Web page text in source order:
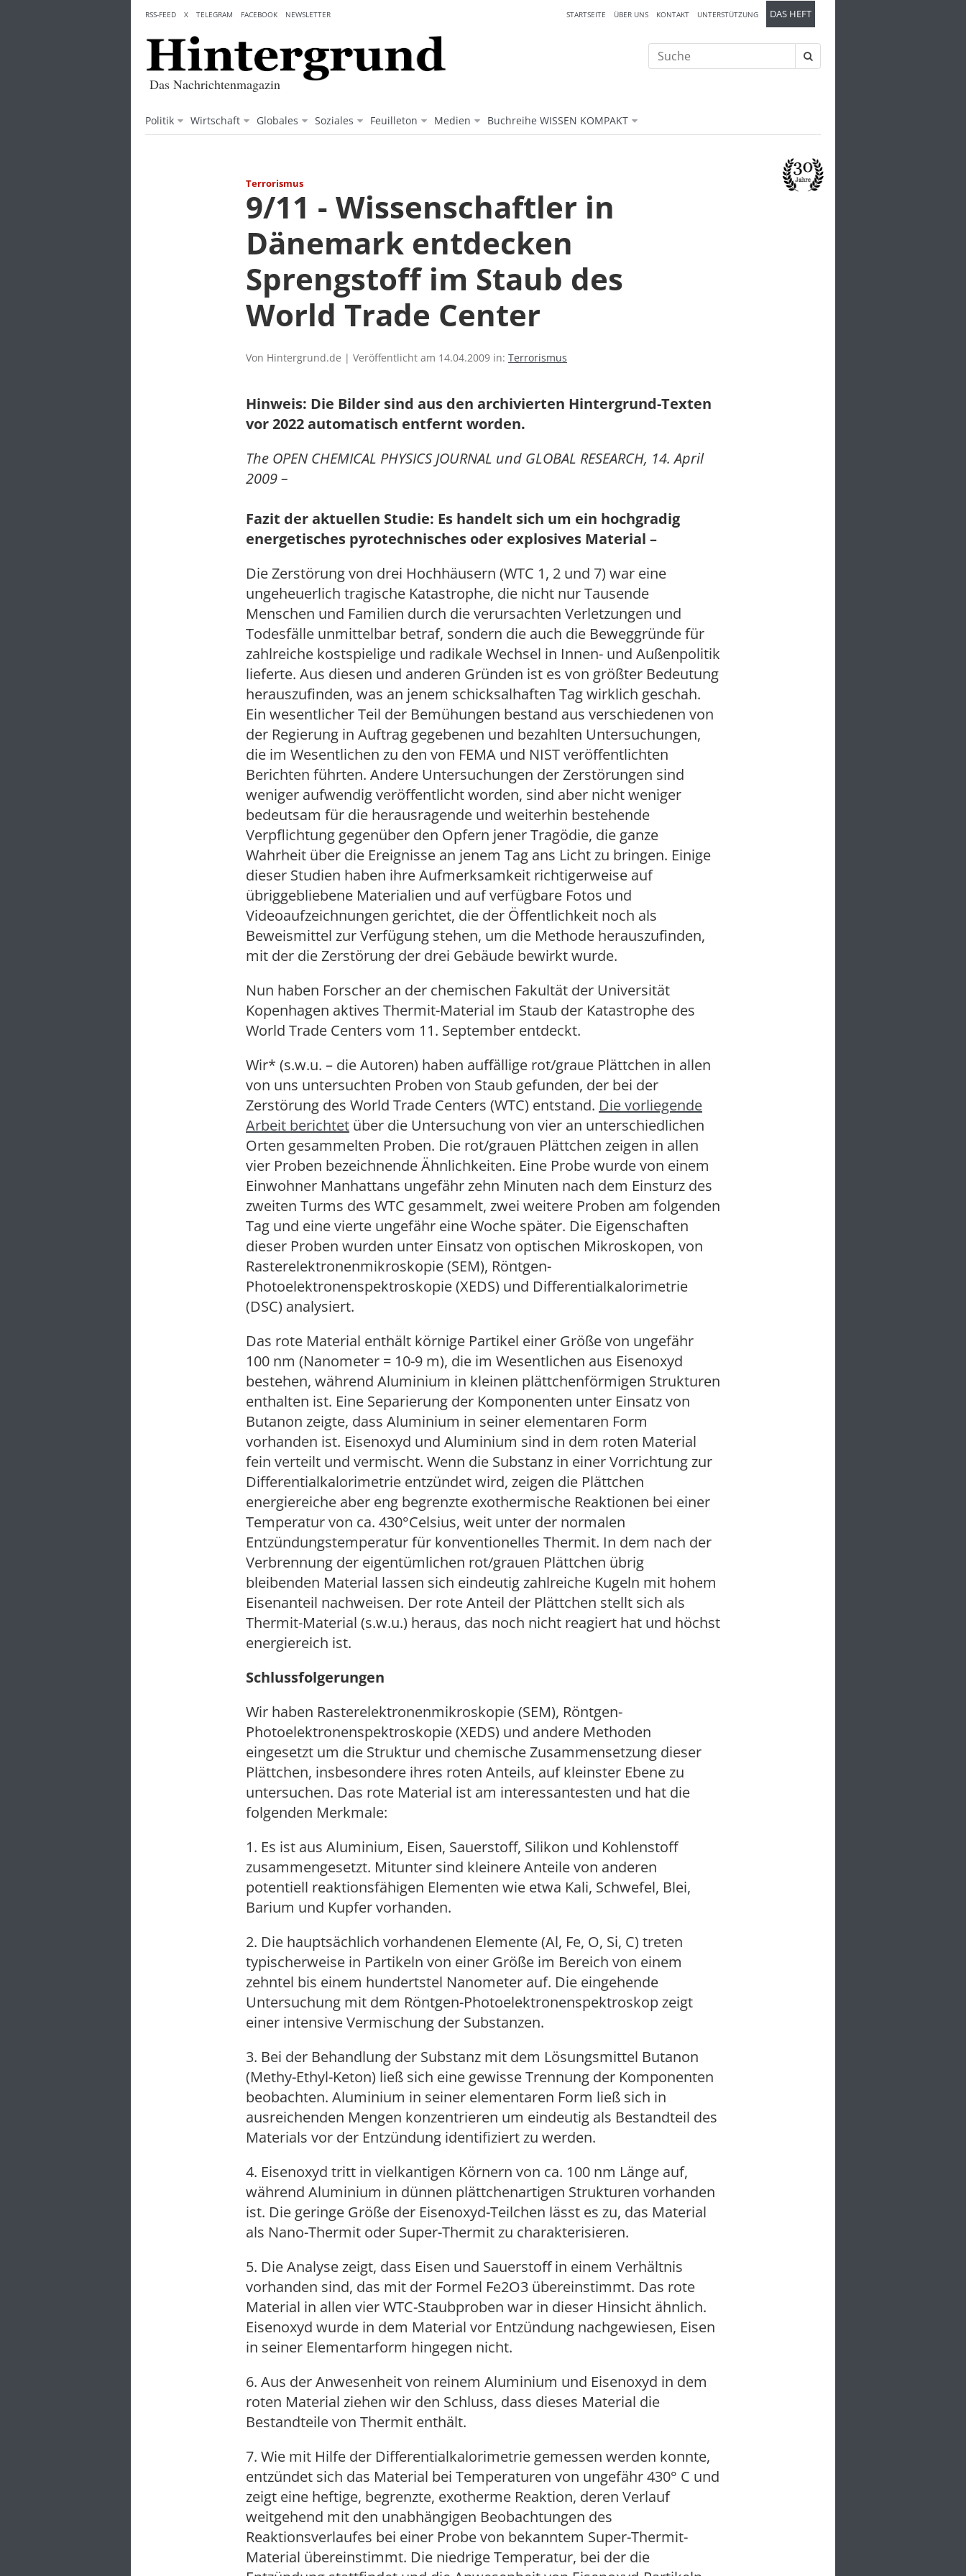
content
Das Nachrichtenmagazin
Politik Wirtschaft Globales Soziales Feuilleton Medien Buchreihe WISSEN KOMPAKT
STARTSEITE ÜBER UNS KONTAKT UNTERSTÜTZUNG DAS HEFT
RSS-FEED X TELEGRAM FACEBOOK NEWSLETTER
Suche
nach:
Terrorismus
9/11 - Wissenschaftler in
Dänemark entdecken
Sprengstoff im Staub des
World Trade Center
Von Hintergrund.de | Veröffentlicht am 14.04.2009 in: Terrorismus
Hinweis: Die Bilder sind aus den archivierten Hintergrund-Texten
vor 2022 automatisch entfernt worden.
The OPEN CHEMICAL PHYSICS JOURNAL und GLOBAL RESEARCH, 14. April
2009 –
Fazit der aktuellen Studie: Es handelt sich um ein hochgradig
energetisches pyrotechnisches oder explosives Material –
Die Zerstörung von drei Hochhäusern (WTC 1, 2 und 7) war eine
ungeheuerlich tragische Katastrophe, die nicht nur Tausende
Menschen und Familien durch die verursachten Verletzungen und
Todesfälle unmittelbar betraf, sondern die auch die Beweggründe für
zahlreiche kostspielige und radikale Wechsel in Innen- und Außenpolitik
lieferte. Aus diesen und anderen Gründen ist es von größter Bedeutung
herauszufinden, was an jenem schicksalhaften Tag wirklich geschah.
Ein wesentlicher Teil der Bemühungen bestand aus verschiedenen von
der Regierung in Auftrag gegebenen und bezahlten Untersuchungen,
die im Wesentlichen zu den von FEMA und NIST veröffentlichten
Berichten führten. Andere Untersuchungen der Zerstörungen sind
weniger aufwendig veröffentlicht worden, sind aber nicht weniger
bedeutsam für die herausragende und weiterhin bestehende
Verpflichtung gegenüber den Opfern jener Tragödie, die ganze
Wahrheit über die Ereignisse an jenem Tag ans Licht zu bringen. Einige
dieser Studien haben ihre Aufmerksamkeit richtigerweise auf
übriggebliebene Materialien und auf verfügbare Fotos und
Videoaufzeichnungen gerichtet, die der Öffentlichkeit noch als
Beweismittel zur Verfügung stehen, um die Methode herauszufinden,
mit der die Zerstörung der drei Gebäude bewirkt wurde.
Nun haben Forscher an der chemischen Fakultät der Universität
Kopenhagen aktives Thermit-Material im Staub der Katastrophe des
World Trade Centers vom 11. September entdeckt.
Wir* (s.w.u. – die Autoren) haben auffällige rot/graue Plättchen in allen
von uns untersuchten Proben von Staub gefunden, der bei der
Zerstörung des World Trade Centers (WTC) entstand. Die vorliegende
Arbeit berichtet über die Untersuchung von vier an unterschiedlichen
Orten gesammelten Proben. Die rot/grauen Plättchen zeigen in allen
vier Proben bezeichnende Ähnlichkeiten. Eine Probe wurde von einem
Einwohner Manhattans ungefähr zehn Minuten nach dem Einsturz des
zweiten Turms des WTC gesammelt, zwei weitere Proben am folgenden
Tag und eine vierte ungefähr eine Woche später. Die Eigenschaften
dieser Proben wurden unter Einsatz von optischen Mikroskopen, von
Rasterelektronenmikroskopie (SEM), Röntgen-
Photoelektronenspektroskopie (XEDS) und Differentialkalorimetrie
(DSC) analysiert.
Das rote Material enthält körnige Partikel einer Größe von ungefähr
100 nm (Nanometer = 10-9 m), die im Wesentlichen aus Eisenoxyd
bestehen, während Aluminium in kleinen plättchenförmigen Strukturen
enthalten ist. Eine Separierung der Komponenten unter Einsatz von
Butanon zeigte, dass Aluminium in seiner elementaren Form
vorhanden ist. Eisenoxyd und Aluminium sind in dem roten Material
fein verteilt und vermischt. Wenn die Substanz in einer Vorrichtung zur
Differentialkalorimetrie entzündet wird, zeigen die Plättchen
energiereiche aber eng begrenzte exothermische Reaktionen bei einer
Temperatur von ca. 430°Celsius, weit unter der normalen
Entzündungstemperatur für konventionelles Thermit. In dem nach der
Verbrennung der eigentümlichen rot/grauen Plättchen übrig
bleibenden Material lassen sich eindeutig zahlreiche Kugeln mit hohem
Eisenanteil nachweisen. Der rote Anteil der Plättchen stellt sich als
Thermit-Material (s.w.u.) heraus, das noch nicht reagiert hat und höchst
energiereich ist.
Schlussfolgerungen
Wir haben Rasterelektronenmikroskopie (SEM), Röntgen-
Photoelektronenspektroskopie (XEDS) und andere Methoden
eingesetzt um die Struktur und chemische Zusammensetzung dieser
Plättchen, insbesondere ihres roten Anteils, auf kleinster Ebene zu
untersuchen. Das rote Material ist am interessantesten und hat die
folgenden Merkmale:
1. Es ist aus Aluminium, Eisen, Sauerstoff, Silikon und Kohlenstoff
zusammengesetzt. Mitunter sind kleinere Anteile von anderen
potentiell reaktionsfähigen Elementen wie etwa Kali, Schwefel, Blei,
Barium und Kupfer vorhanden.
2. Die hauptsächlich vorhandenen Elemente (Al, Fe, O, Si, C) treten
typischerweise in Partikeln von einer Größe im Bereich von einem
zehntel bis einem hundertstel Nanometer auf. Die eingehende
Untersuchung mit dem Röntgen-Photoelektronenspektroskop zeigt
einer intensive Vermischung der Substanzen.
3. Bei der Behandlung der Substanz mit dem Lösungsmittel Butanon
(Methy-Ethyl-Keton) ließ sich eine gewisse Trennung der Komponenten
beobachten. Aluminium in seiner elementaren Form ließ sich in
ausreichenden Mengen konzentrieren um eindeutig als Bestandteil des
Materials vor der Entzündung identifiziert zu werden.
4. Eisenoxyd tritt in vielkantigen Körnern von ca. 100 nm Länge auf,
während Aluminium in dünnen plättchenartigen Strukturen vorhanden
ist. Die geringe Größe der Eisenoxyd-Teilchen lässt es zu, das Material
als Nano-Thermit oder Super-Thermit zu charakterisieren.
5. Die Analyse zeigt, dass Eisen und Sauerstoff in einem Verhältnis
vorhanden sind, das mit der Formel Fe2O3 übereinstimmt. Das rote
Material in allen vier WTC-Staubproben war in dieser Hinsicht ähnlich.
Eisenoxyd wurde in dem Material vor Entzündung nachgewiesen, Eisen
in seiner Elementarform hingegen nicht.
6. Aus der Anwesenheit von reinem Aluminium und Eisenoxyd in dem
roten Material ziehen wir den Schluss, dass dieses Material die
Bestandteile von Thermit enthält.
7. Wie mit Hilfe der Differentialkalorimetrie gemessen werden konnte,
entzündet sich das Material bei Temperaturen von ungefähr 430° C und
zeigt eine heftige, begrenzte, exotherme Reaktion, deren Verlauf
weitgehend mit den unabhängigen Beobachtungen des
Reaktionsverlaufes bei einer Probe von bekanntem Super-Thermit-
Material übereinstimmt. Die niedrige Temperatur, bei der die